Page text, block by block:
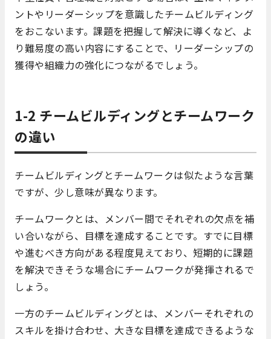
ントやリーダーシップを意識したチームビルディング
をおこないます。課題を把握して解決に導くなど、よ
り難易度の高い内容にすることで、リーダーシップの
獲得や組織力の強化につながるでしょう。
1-2 チームビルディングとチームワーク
の違い
チームビルディングとチームワークは似たような言葉
ですが、少し意味が異なります。
チームワークとは、メンバー間でそれぞれの欠点を補
い合いながら、目標を達成することです。すでに目標
や進むべき方向がある程度見えており、短期的に課題
を解決できそうな場合にチームワークが発揮されるで
しょう。
一方のチームビルディングとは、メンバーそれぞれの
スキルを掛け合わせ、大きな目標を達成できるような